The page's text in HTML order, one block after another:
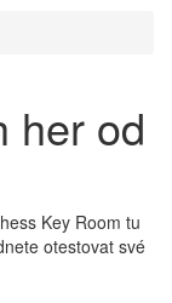
her od
Key Room tu
otestovat své